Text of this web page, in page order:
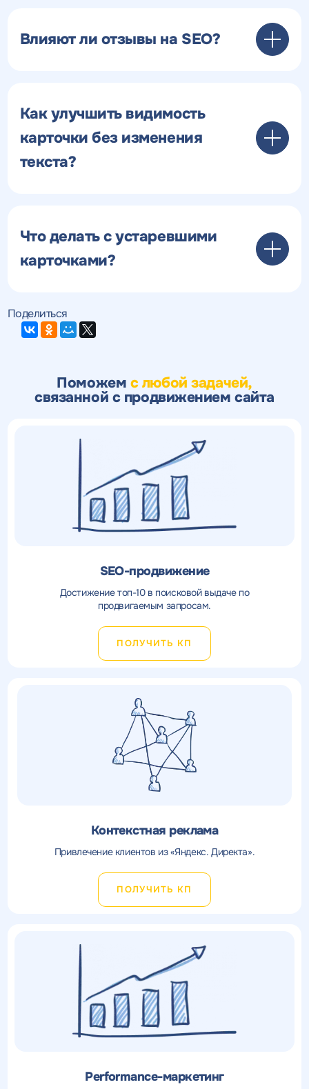
Влияют ли отзывы на SEO?
Как улучшить видимость
карточки без изменения
текста?
Что делать с устаревшими
карточками?
Поделиться
Поможем с любой задачей,
связанной с продвижением сайта
SEO-продвижение
Достижение топ-10 в поисковой выдаче по
продвигаемым запросам.
ПОЛУЧИТЬ КП
Контекстная реклама
Привлечение клиентов из «Яндекс. Директа».
ПОЛУЧИТЬ КП
Performance-маркетинг